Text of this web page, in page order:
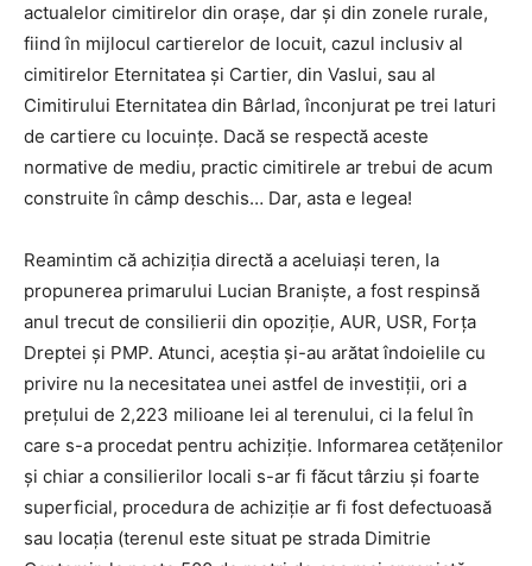
actualelor cimitirelor din orașe, dar și din zonele rurale,
fiind în mijlocul cartierelor de locuit, cazul inclusiv al
cimitirelor Eternitatea și Cartier, din Vaslui, sau al
Cimitirului Eternitatea din Bârlad, înconjurat pe trei laturi
de cartiere cu locuințe. Dacă se respectă aceste
normative de mediu, practic cimitirele ar trebui de acum
construite în câmp deschis… Dar, asta e legea!
Reamintim că achiziția directă a aceluiași teren, la
propunerea primarului Lucian Braniște, a fost respinsă
anul trecut de consilierii din opoziție, AUR, USR, Forța
Dreptei și PMP. Atunci, aceștia și-au arătat îndoielile cu
privire nu la necesitatea unei astfel de investiții, ori a
prețului de 2,223 milioane lei al terenului, ci la felul în
care s-a procedat pentru achiziție. Informarea cetățenilor
și chiar a consilierilor locali s-ar fi făcut târziu și foarte
superficial, procedura de achiziție ar fi fost defectuoasă
sau locația (terenul este situat pe strada Dimitrie